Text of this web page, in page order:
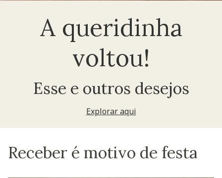
A queridinha
voltou!
Esse e outros desejos
Explorar aqui
Receber é motivo de festa